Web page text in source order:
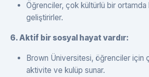
Öğrenciler, çok kültürlü bir ortamda
geliştirirler.
6. Aktif bir sosyal hayat vardır:
Brown Üniversitesi, öğrenciler için
aktivite ve kulüp sunar.